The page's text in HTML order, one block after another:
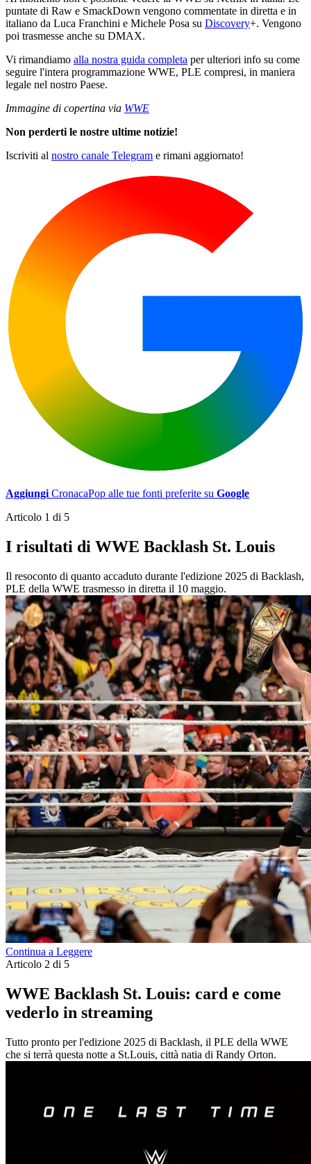
puntate di Raw e SmackDown vengono commentate in diretta e in
italiano da Luca Franchini e Michele Posa su Discovery+. Vengono
poi trasmesse anche su DMAX.
Vi rimandiamo alla nostra guida completa per ulteriori info su come
seguire l'intera programmazione WWE, PLE compresi, in maniera
legale nel nostro Paese.
Immagine di copertina via WWE
Non perderti le nostre ultime notizie!
Iscriviti al nostro canale Telegram e rimani aggiornato!
Aggiungi CronacaPop alle tue fonti preferite su Google
Articolo 1 di 5
I risultati di WWE Backlash St. Louis
Il resoconto di quanto accaduto durante l'edizione 2025 di Backlash,
PLE della WWE trasmesso in diretta il 10 maggio.
Continua a Leggere
Articolo 2 di 5
WWE Backlash St. Louis: card e come
vederlo in streaming
Tutto pronto per l'edizione 2025 di Backlash, il PLE della WWE
che si terrà questa notte a St.Louis, città natia di Randy Orton.